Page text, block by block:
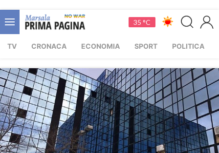
35 °C
TV CRONACA ECONOMIA SPORT POLITICA